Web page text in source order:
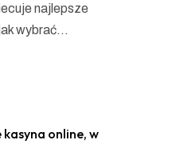
najlepsze
wybrać...
online, w